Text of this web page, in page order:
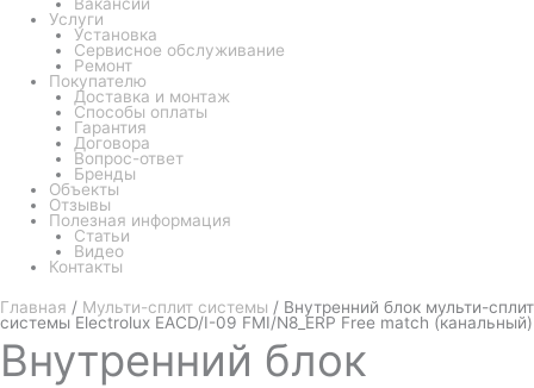
Услуги
Установка
Сервисное обслуживание
Ремонт
Покупателю
Доставка и монтаж
Способы оплаты
Гарантия
Договора
Вопрос-ответ
Бренды
Объекты
Отзывы
Полезная информация
Статьи
Видео
Контакты
Главная / Мульти-сплит системы / Внутренний блок мульти-сплит
системы Electrolux EACD/I-09 FMI/N8_ERP Free match (канальный)
Внутренний блок